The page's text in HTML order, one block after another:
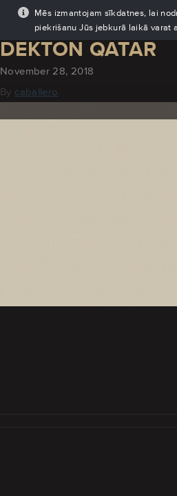
Mēs izmantojam sīkdatnes, lai
piekrišanu Jūs jebkurā laikā varat
DEKTON QATAR
November 28, 2018
By caballero